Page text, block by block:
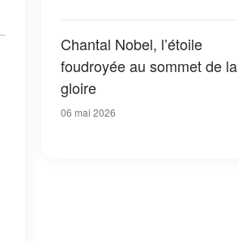
Chantal Nobel, l’étoile
foudroyée au sommet de la
gloire
06 mai 2026